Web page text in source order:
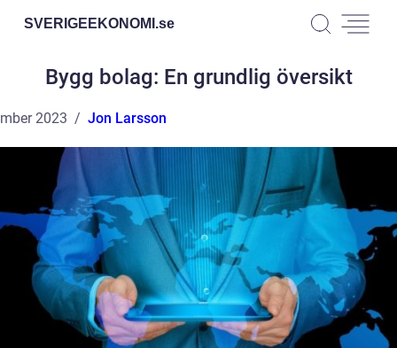
SVERIGEEKONOMI.se
Bygg bolag: En grundlig översikt
2023 Jon Larsson